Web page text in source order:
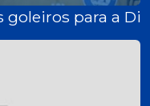
para a